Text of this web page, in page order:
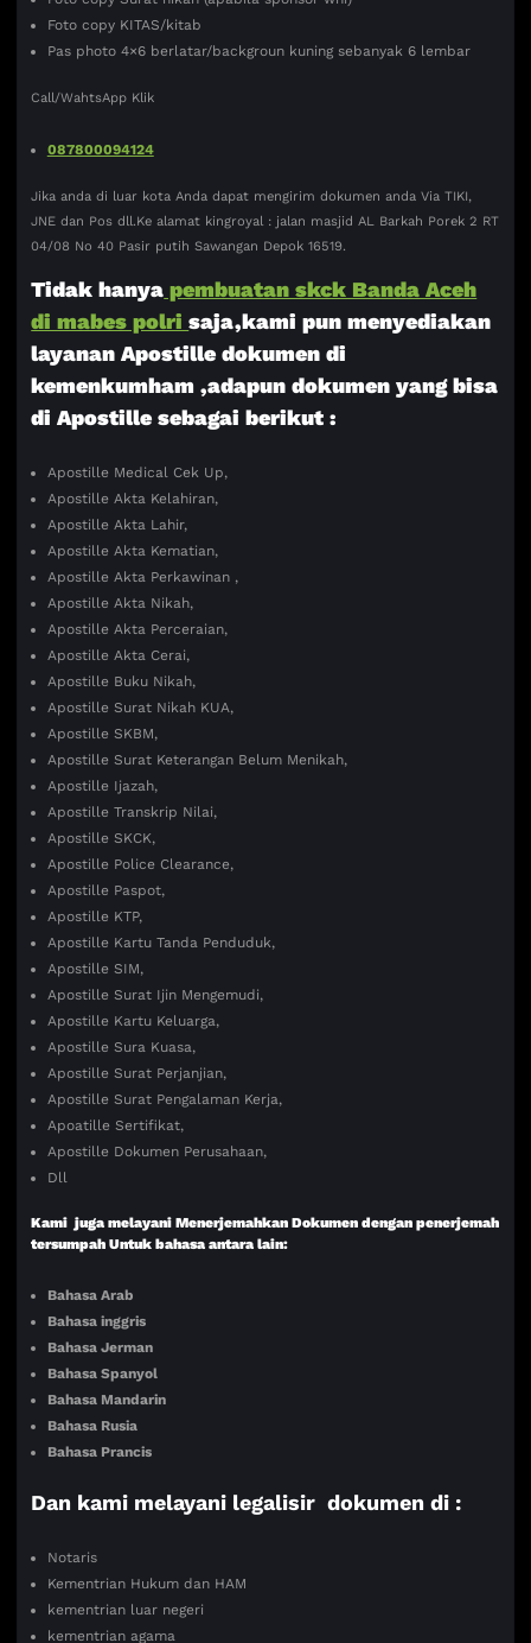
Foto copy KITAS/kitab
Pas photo 4×6 berlatar/backgroun kuning sebanyak 6 lembar
Call/WahtsApp Klik
087800094124
Jika anda di luar kota Anda dapat mengirim dokumen anda Via TIKI,
JNE dan Pos dll.Ke alamat kingroyal : jalan masjid AL Barkah Porek 2 RT
04/08 No 40 Pasir putih Sawangan Depok 16519.
Tidak hanya pembuatan skck Banda Aceh
di mabes polrisaja,kami pun menyediakan
layanan Apostille dokumen di
kemenkumham ,adapun dokumen yang bisa
di Apostille sebagai berikut :
Apostille Medical Cek Up,
Apostille Akta Kelahiran,
Apostille Akta Lahir,
Apostille Akta Kematian,
Apostille Akta Perkawinan ,
Apostille Akta Nikah,
Apostille Akta Perceraian,
Apostille Akta Cerai,
Apostille Buku Nikah,
Apostille Surat Nikah KUA,
Apostille SKBM,
Apostille Surat Keterangan Belum Menikah,
Apostille Ijazah,
Apostille Transkrip Nilai,
Apostille SKCK,
Apostille Police Clearance,
Apostille Paspot,
Apostille KTP,
Apostille Kartu Tanda Penduduk,
Apostille SIM,
Apostille Surat Ijin Mengemudi,
Apostille Kartu Keluarga,
Apostille Sura Kuasa,
Apostille Surat Perjanjian,
Apostille Surat Pengalaman Kerja,
Apoatille Sertifikat,
Apostille Dokumen Perusahaan,
Dll
Kami juga melayani Menerjemahkan Dokumen dengan penerjemah
tersumpah Untuk bahasa antara lain:
Bahasa Arab
Bahasa inggris
Bahasa Jerman
Bahasa Spanyol
Bahasa Mandarin
Bahasa Rusia
Bahasa Prancis
Dan kami melayani legalisir dokumen di :
Notaris
Kementrian Hukum dan HAM
kementrian luar negeri
kementrian agama